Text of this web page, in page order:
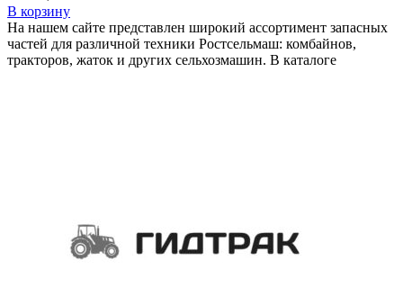
В корзину
На нашем сайте представлен широкий ассортимент запасных
частей для различной техники Ростсельмаш: комбайнов,
тракторов, жаток и других сельхозмашин. В каталоге